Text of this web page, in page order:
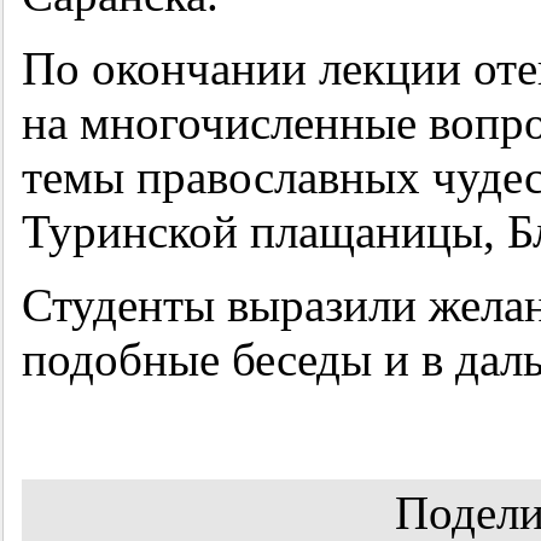
По окончании лекции
на многочисленные
темы православных
Туринской плащаницы,
Студенты выразили
подобные беседы и в